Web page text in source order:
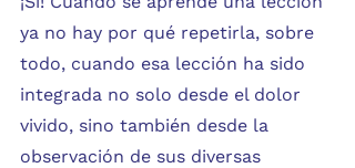
ya no hay por qué repetirla, sobre
todo, cuando esa lección ha sido
integrada no solo desde el dolor
vivido, sino también desde la
observación de sus diversas